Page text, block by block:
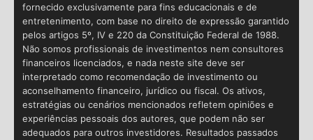
fornecido exclusivamente para fins educacionais e de
entretenimento, com base no direito de expressão garantido
pelos artigos 5º, IV e 220 da Constituição Federal de 1988.
Não somos profissionais de investimentos nem consultores
financeiros licenciados, e nada neste site deve ser
interpretado como recomendação de investimento ou
aconselhamento financeiro, jurídico ou fiscal. Os ativos,
estratégias ou cenários mencionados refletem opiniões e
experiências pessoais dos autores, que podem não ser
adequados para outros investidores. Resultados passados